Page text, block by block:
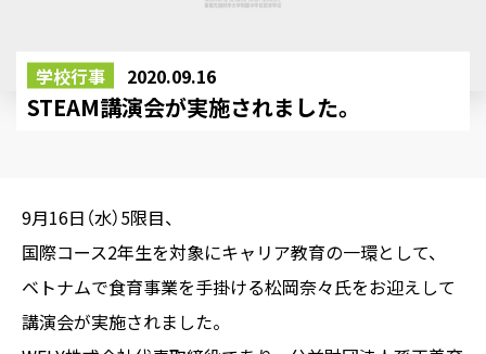
学校行事 2020.09.16
STEAM講演会が実施されました。
9月16日（水）5限目、
国際コース2年生を対象にキャリア教育の一環として、
ベトナムで食育事業を手掛ける松岡奈々氏をお迎えして
講演会が実施されました。